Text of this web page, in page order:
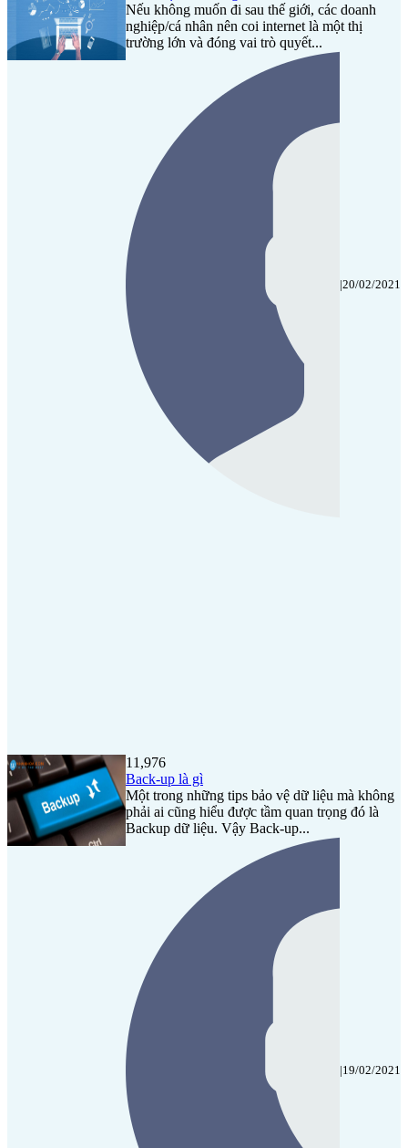
Nếu không muốn đi sau thế giới, các doanh
nghiệp/cá nhân nên coi internet là một thị
trường lớn và đóng vai trò quyết...
|20/02/2021
11,976
Back-up là gì
Một trong những tips bảo vệ dữ liệu mà không
phải ai cũng hiểu được tầm quan trọng đó là
Backup dữ liệu. Vậy Back-up...
|19/02/2021